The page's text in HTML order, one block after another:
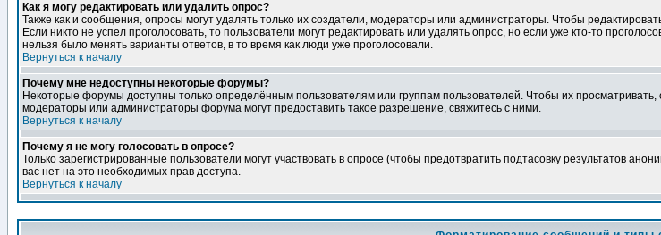
Как я могу редактировать или удалить опрос?
Также как и сообщения, опросы могут удалять только их создатели, модераторы или администраторы. Чтобы
Если никто не успел проголосовать, то пользователи могут редактировать или удалять опрос, но если уже кто-то
нельзя было менять варианты ответов, в то время как люди уже проголосовали.
Вернуться к началу
Почему мне недоступны некоторые форумы?
Некоторые форумы доступны только определённым пользователям или группам пользователей. Чтобы их
модераторы или администраторы форума могут предоставить такое разрешение, свяжитесь с ними.
Вернуться к началу
Почему я не могу голосовать в опросе?
Только зарегистрированные пользователи могут участвовать в опросе (чтобы предотвратить подтасовку результатов
вас нет на это необходимых прав доступа.
Вернуться к началу